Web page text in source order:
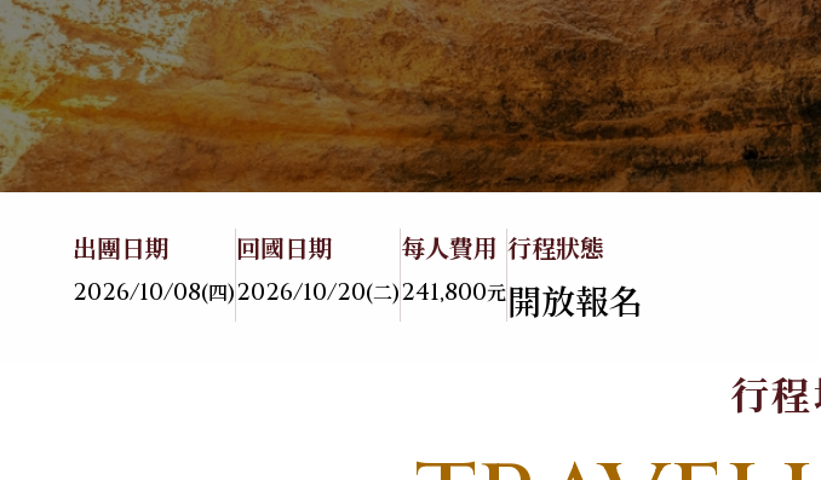
亞洲
不丹
中國
泰國
海島
峇里島．科摩多島
馬爾地夫
帛琉
大溪地
美洲
美國．加拿大
墨西哥
智利．玻利維亞
07旅遊地圖
08聯絡我們
日本
北海道．札幌
東北．青森．奧入
瀨溪
澤
亞洲
不丹
中國
出團日期
2026/10/08(四)
回國日期
2026/10/20(二)
每人費用
241,800元
行程狀態
開放報名
行